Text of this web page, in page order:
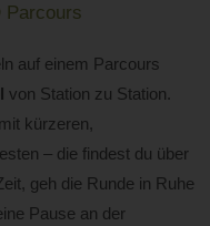
Parcours
auf einem Parcours
von Station zu Station.
kürzeren,
– die findest du über
geh die Runde in Ruhe
Pause an der